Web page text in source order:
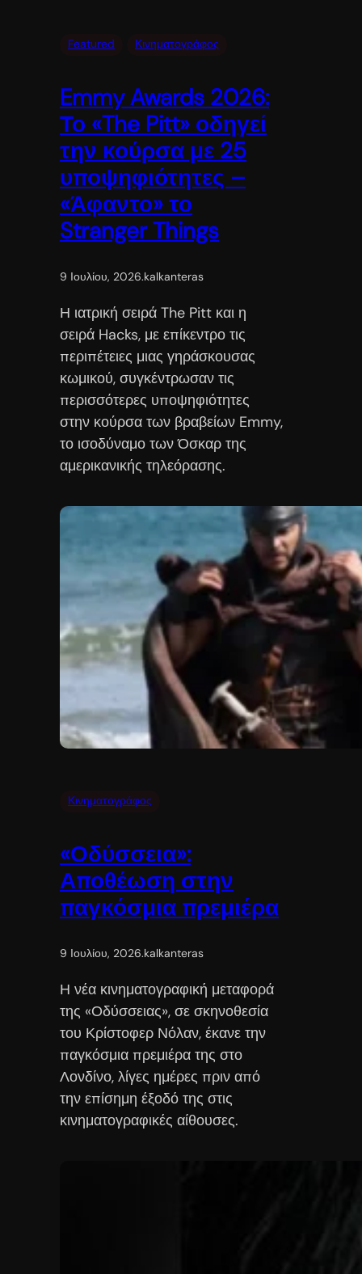
Featured Κινηματογράφος
Emmy Awards 2026:
Το «The Pitt» οδηγεί
την κούρσα με 25
υποψηφιότητες –
«Άφαντο» το
Stranger Things
9 Ιουλίου, 2026.kalkanteras
Η ιατρική σειρά The Pitt και η
σειρά Hacks, με επίκεντρο τις
περιπέτειες μιας γηράσκουσας
κωμικού, συγκέντρωσαν τις
περισσότερες υποψηφιότητες
στην κούρσα των βραβείων Emmy,
το ισοδύναμο των Όσκαρ της
αμερικανικής τηλεόρασης.
Κινηματογράφος
«Οδύσσεια»:
Αποθέωση στην
παγκόσμια πρεμιέρα
9 Ιουλίου, 2026.kalkanteras
Η νέα κινηματογραφική μεταφορά
της «Οδύσσειας», σε σκηνοθεσία
του Κρίστοφερ Νόλαν, έκανε την
παγκόσμια πρεμιέρα της στο
Λονδίνο, λίγες ημέρες πριν από
την επίσημη έξοδό της στις
κινηματογραφικές αίθουσες.